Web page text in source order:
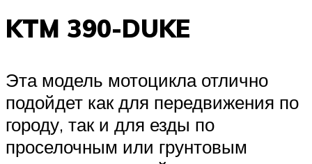
KTM 390-DUKE
Эта модель мотоцикла отлично
подойдет как для передвижения по
городу, так и для езды по
проселочным или грунтовым